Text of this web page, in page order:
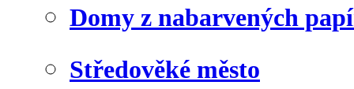
Domy z nabarvených
Středověké město